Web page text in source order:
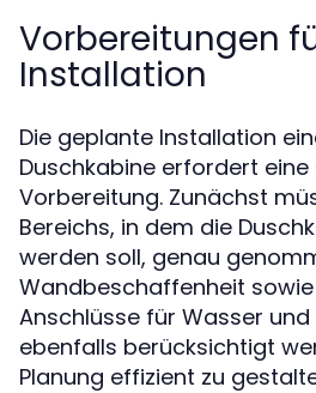
Vorbereitungen
Installation
Die geplante Installation
Duschkabine erfordert
Vorbereitung. Zunächst
Bereichs, in dem die
werden soll, genau
Wandbeschaffenheit
Anschlüsse für Wasser
ebenfalls berücksichtigt
Planung effizient zu